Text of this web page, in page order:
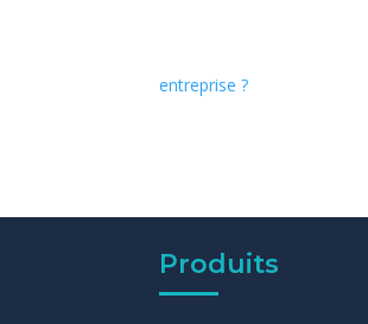
entreprise ?
Produits